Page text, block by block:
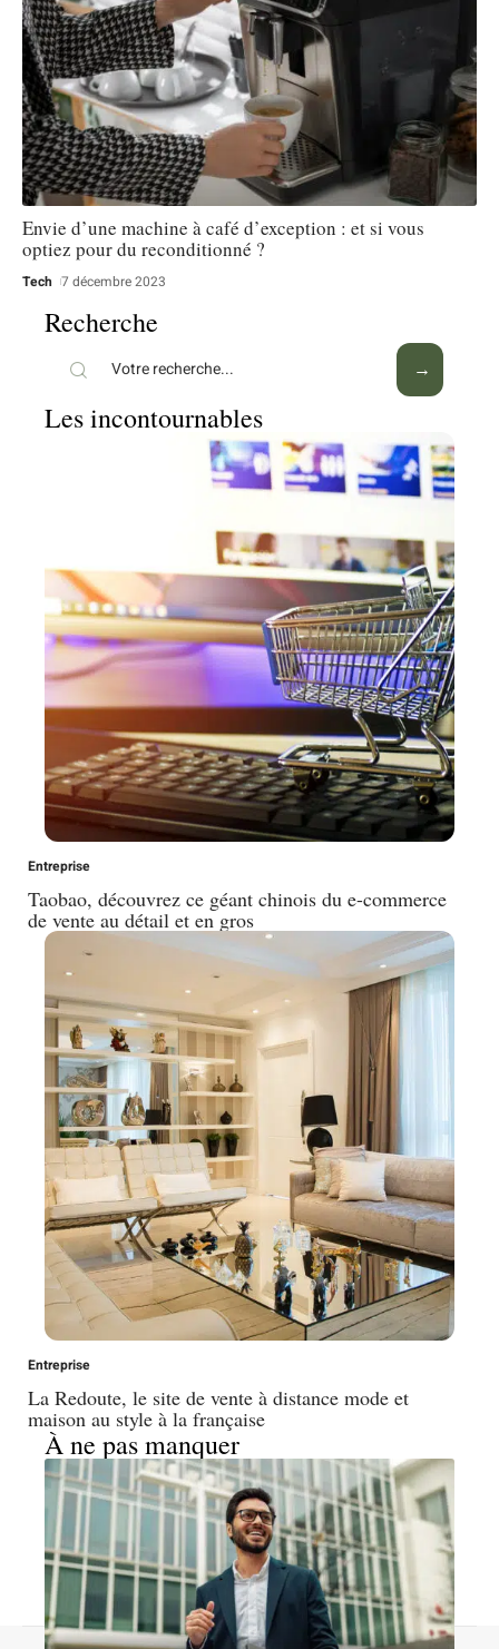
Envie d’une machine à café d’exception : et si vous
optiez pour du reconditionné ?
Tech 7 décembre 2023
Recherche
Les incontournables
Entreprise
Taobao, découvrez ce géant chinois du e-commerce
de vente au détail et en gros
Entreprise
La Redoute, le site de vente à distance mode et
maison au style à la française
À ne pas manquer